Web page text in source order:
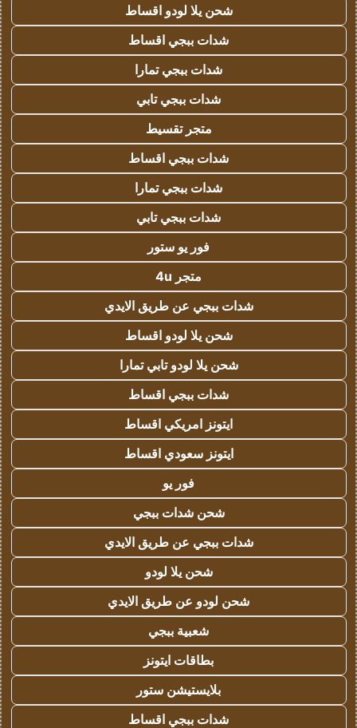
شحن يلا لودو اقساط
شدات ببجي اقساط
شدات ببجي تمارا
شدات ببجي تابي
متجر تقسيط
شدات ببجي اقساط
شدات ببجي تمارا
شدات ببجي تابي
فور يو ستور
متجر 4u
شدات ببجي عن طريق الايدي
شحن يلا لودو اقساط
شحن يلا لودو تابي تمارا
شدات ببجي اقساط
ايتونز امريكي اقساط
ايتونز سعودي اقساط
فور يو
شحن شدات ببجي
شدات ببجي عن طريق الايدي
شحن يلا لودو
شحن لودو عن طريق الايدي
شعبية ببجي
بطاقات ايتونز
بلايستيشن ستور
شدات ببجي اقساط